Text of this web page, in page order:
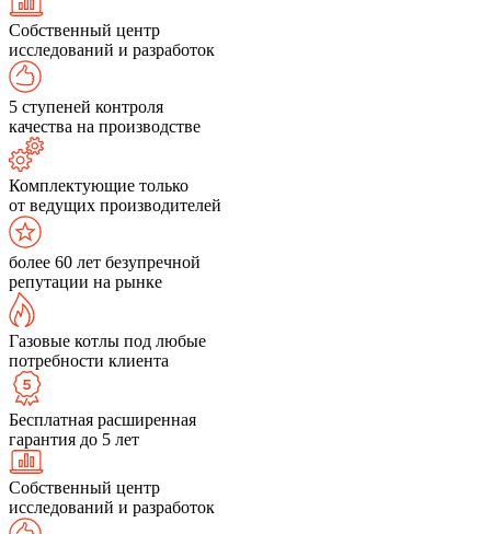
Собственный центр
исследований и разработок
5 ступеней контроля
качества на производстве
Комплектующие только
от ведущих производителей
более 60 лет безупречной
репутации на рынке
Газовые котлы под любые
потребности клиента
Бесплатная расширенная
гарантия до 5 лет
Собственный центр
исследований и разработок